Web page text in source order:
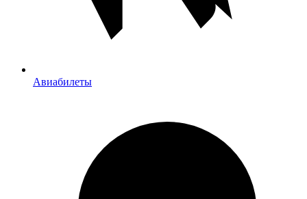
Авиабилеты